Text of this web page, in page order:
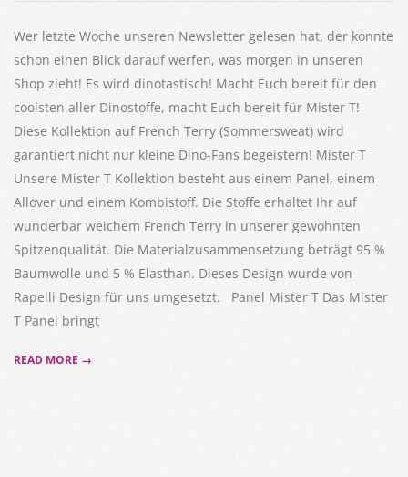
Wer letzte Woche unseren Newsletter gelesen hat, der konnte
schon einen Blick darauf werfen, was morgen in unseren
Shop zieht! Es wird dinotastisch! Macht Euch bereit für den
coolsten aller Dinostoffe, macht Euch bereit für Mister T!
Diese Kollektion auf French Terry (Sommersweat) wird
garantiert nicht nur kleine Dino-Fans begeistern! Mister T
Unsere Mister T Kollektion besteht aus einem Panel, einem
Allover und einem Kombistoff. Die Stoffe erhaltet Ihr auf
wunderbar weichem French Terry in unserer gewohnten
Spitzenqualität. Die Materialzusammensetzung beträgt 95 %
Baumwolle und 5 % Elasthan. Dieses Design wurde von
Rapelli Design für uns umgesetzt. Panel Mister T Das Mister
T Panel bringt
READ MORE →